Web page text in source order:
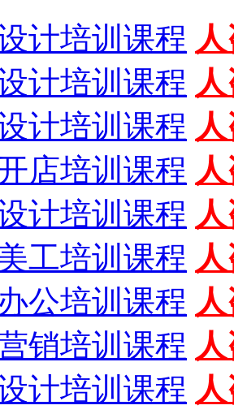
计培训课程
计培训课程
计培训课程
店培训课程
计培训课程
工培训课程
公培训课程
销培训课程
计培训课程